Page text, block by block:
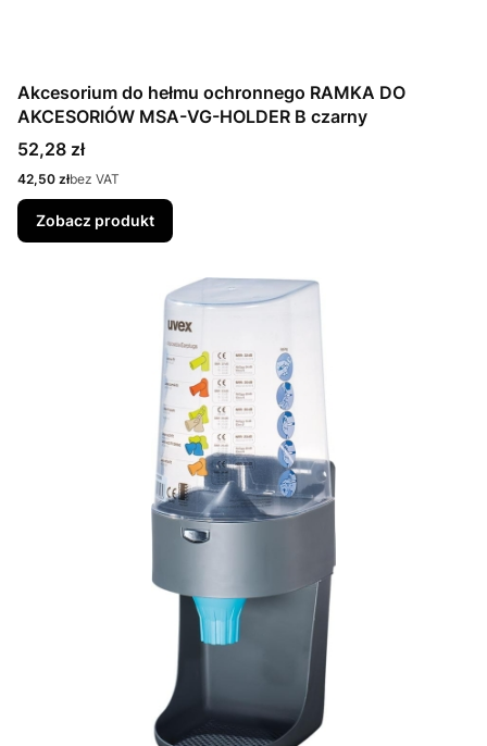
Akcesorium do hełmu ochronnego RAMKA DO
AKCESORIÓW MSA-VG-HOLDER B czarny
Cena
52,28 zł
Cena
42,50 złbez VAT
Zobacz produkt